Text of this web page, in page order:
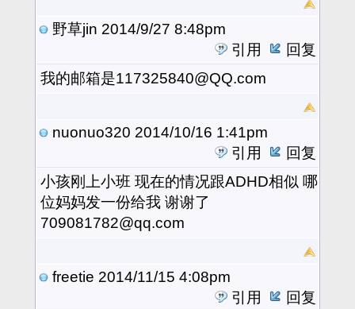
野草jin 2014/9/27 8:48pm
引用
回复
我的邮箱是117325840@QQ.com
nuonuo320 2014/10/16 1:41pm
引用
回复
小孩刚上小班 现在的情况跟ADHD相似 哪
位妈妈发一份给我 谢谢了
709081782@qq.com
freetie 2014/11/15 4:08pm
引用
回复